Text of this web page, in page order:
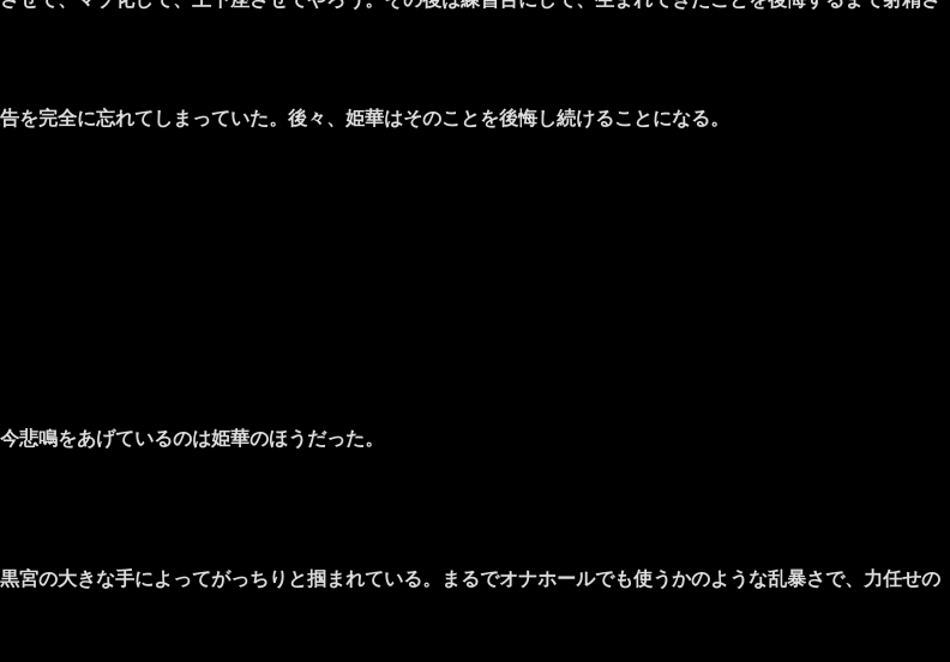
完全に忘れてしまっていた。後々、姫華はそのことを後悔し続けることになる。
鳴をあげているのは姫華のほうだった。
の大きな手によってがっちりと掴まれている。まるでオナホールでも使うかのような乱暴さで、力任せの